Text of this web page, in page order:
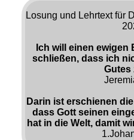
Losung und Lehrtext für
Ich will einen ewigen
schließen, dass ich
Gutes
Darin ist erschienen
dass Gott seinen
hat in die Welt, damit